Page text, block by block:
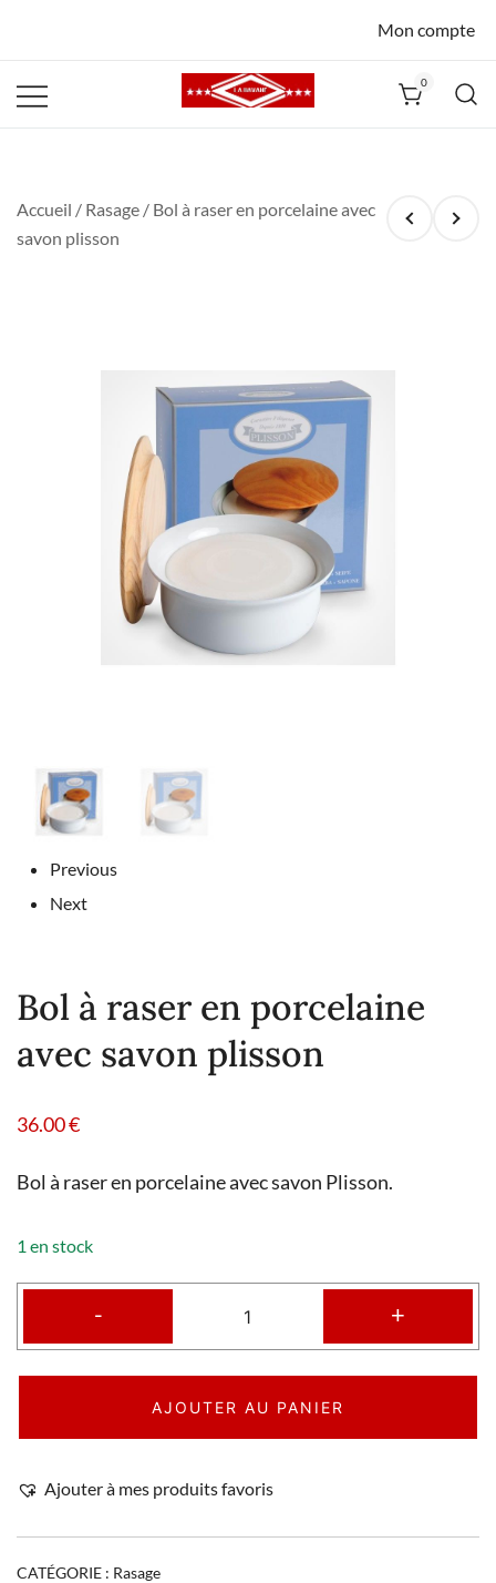
Mon compte
0
Accueil / Rasage / Bol à raser en porcelaine avec
savon plisson
Previous
Next
Bol à raser en porcelaine
avec savon plisson
36.00€
Bol à raser en porcelaine avec savon Plisson.
1 en stock
- +
AJOUTER AU PANIER
Ajouter à mes produits favoris
CATÉGORIE : Rasage